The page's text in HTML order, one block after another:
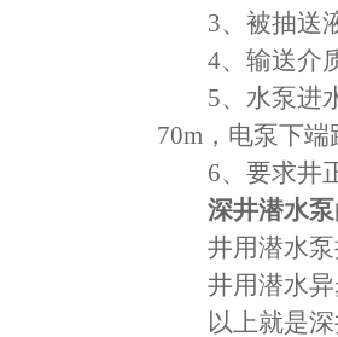
3、被抽送液
4、输送介质
5、水泵进水
70m，电泵下
6、要求井正
深井潜水泵
井用潜水泵
井用潜水异
以上就是深井